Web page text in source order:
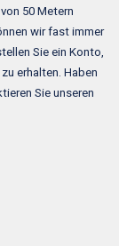
50 Metern
wir fast immer
Sie ein Konto,
erhalten. Haben
Sie unseren